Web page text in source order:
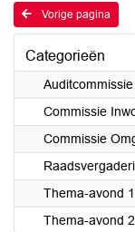
Vorige pagina
Categorieën
Auditcommissie
Commissie
Commissie
Thema-avond 1
Thema-avond 2